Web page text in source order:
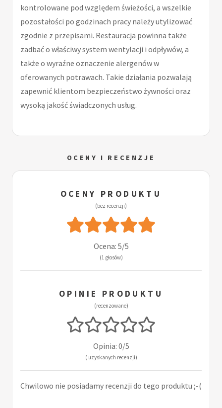
kontrolowane pod względem świeżości, a wszelkie
pozostałości po godzinach pracy należy utylizować
zgodnie z przepisami. Restauracja powinna także
zadbać o właściwy system wentylacji i odpływów, a
także o wyraźne oznaczenie alergenów w
oferowanych potrawach. Takie działania pozwalają
zapewnić klientom bezpieczeństwo żywności oraz
wysoką jakość świadczonych usług.
OCENY I RECENZJE
OCENY PRODUKTU
(bez recenzji)
Ocena: 5/5
(1 głosów)
OPINIE PRODUKTU
(recenzowane)
Opinia: 0/5
( uzyskanych recenzji)
Chwilowo nie posiadamy recenzji do tego produktu ;-(